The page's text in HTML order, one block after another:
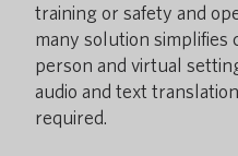
training or safety and
many solution simplifies
person and virtual
audio and text
required.